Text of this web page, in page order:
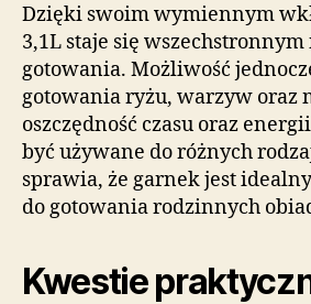
Dzięki swoim wymiennym
3,1L staje się
gotowania. Możliwość
gotowania ryżu, warzyw oraz
oszczędność czasu oraz
być używane do różnych
sprawia, że garnek jest
do gotowania rodzinnych
Kwestie